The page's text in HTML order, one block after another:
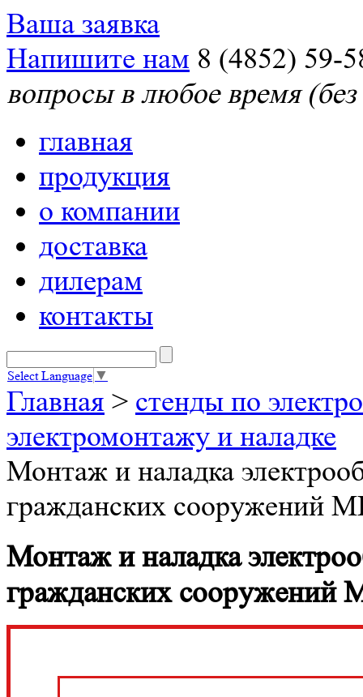
Ваша заявка
Напишите нам 8 (4852) 59-
вопросы в любое время
главная
продукция
о компании
доставка
дилерам
контакты
Select Language ▼
Главная > стенды по
электромонтажу и наладке
Монтаж и наладка
гражданских
Монтаж и наладка
гражданских